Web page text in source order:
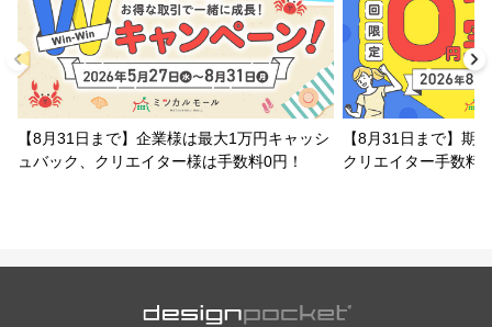
【8月31日まで】企業様は最大1万円キャッシ
ュバック、クリエイター様は手数料0円！
【8月31日まで】期
クリエイター手数料